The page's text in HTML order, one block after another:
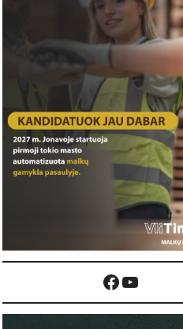
Facebook
YouTube